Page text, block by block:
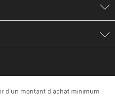
d'un montant d'achat minimum